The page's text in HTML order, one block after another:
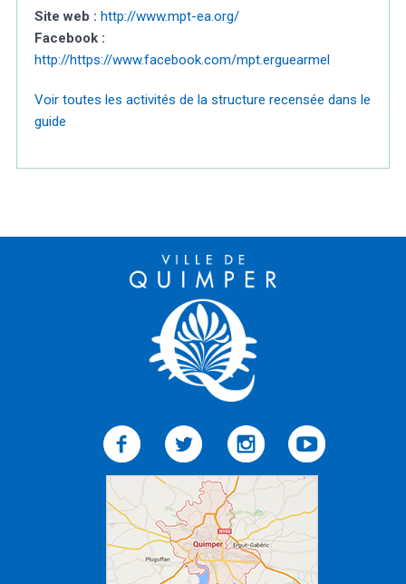
Site web : http://www.mpt-ea.org/
Facebook :
http://https://www.facebook.com/mpt.erguearmel
Voir toutes les activités de la structure recensée dans le
guide